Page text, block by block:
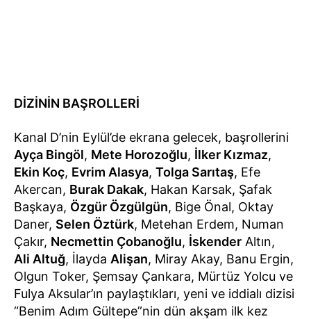
DİZİNİN BAŞROLLERİ
Kanal D’nin Eylül’de ekrana gelecek, başrollerini
Ayça Bingöl, Mete Horozoğlu, İlker Kızmaz,
Ekin Koç, Evrim Alasya, Tolga Sarıtaş, Efe
Akercan, Burak Dakak, Hakan Karsak, Şafak
Başkaya, Özgür Özgülgün, Bige Önal, Oktay
Daner, Selen Öztürk, Metehan Erdem, Numan
Çakır, Necmettin Çobanoğlu, İskender Altın,
Ali Altuğ, İlayda Alişan, Miray Akay, Banu Ergin,
Olgun Toker, Şemsay Çankara, Mürtüz Yolcu ve
Fulya Aksular’ın paylaştıkları, yeni ve iddialı dizisi
“Benim Adım Gültepe”nin dün akşam ilk kez